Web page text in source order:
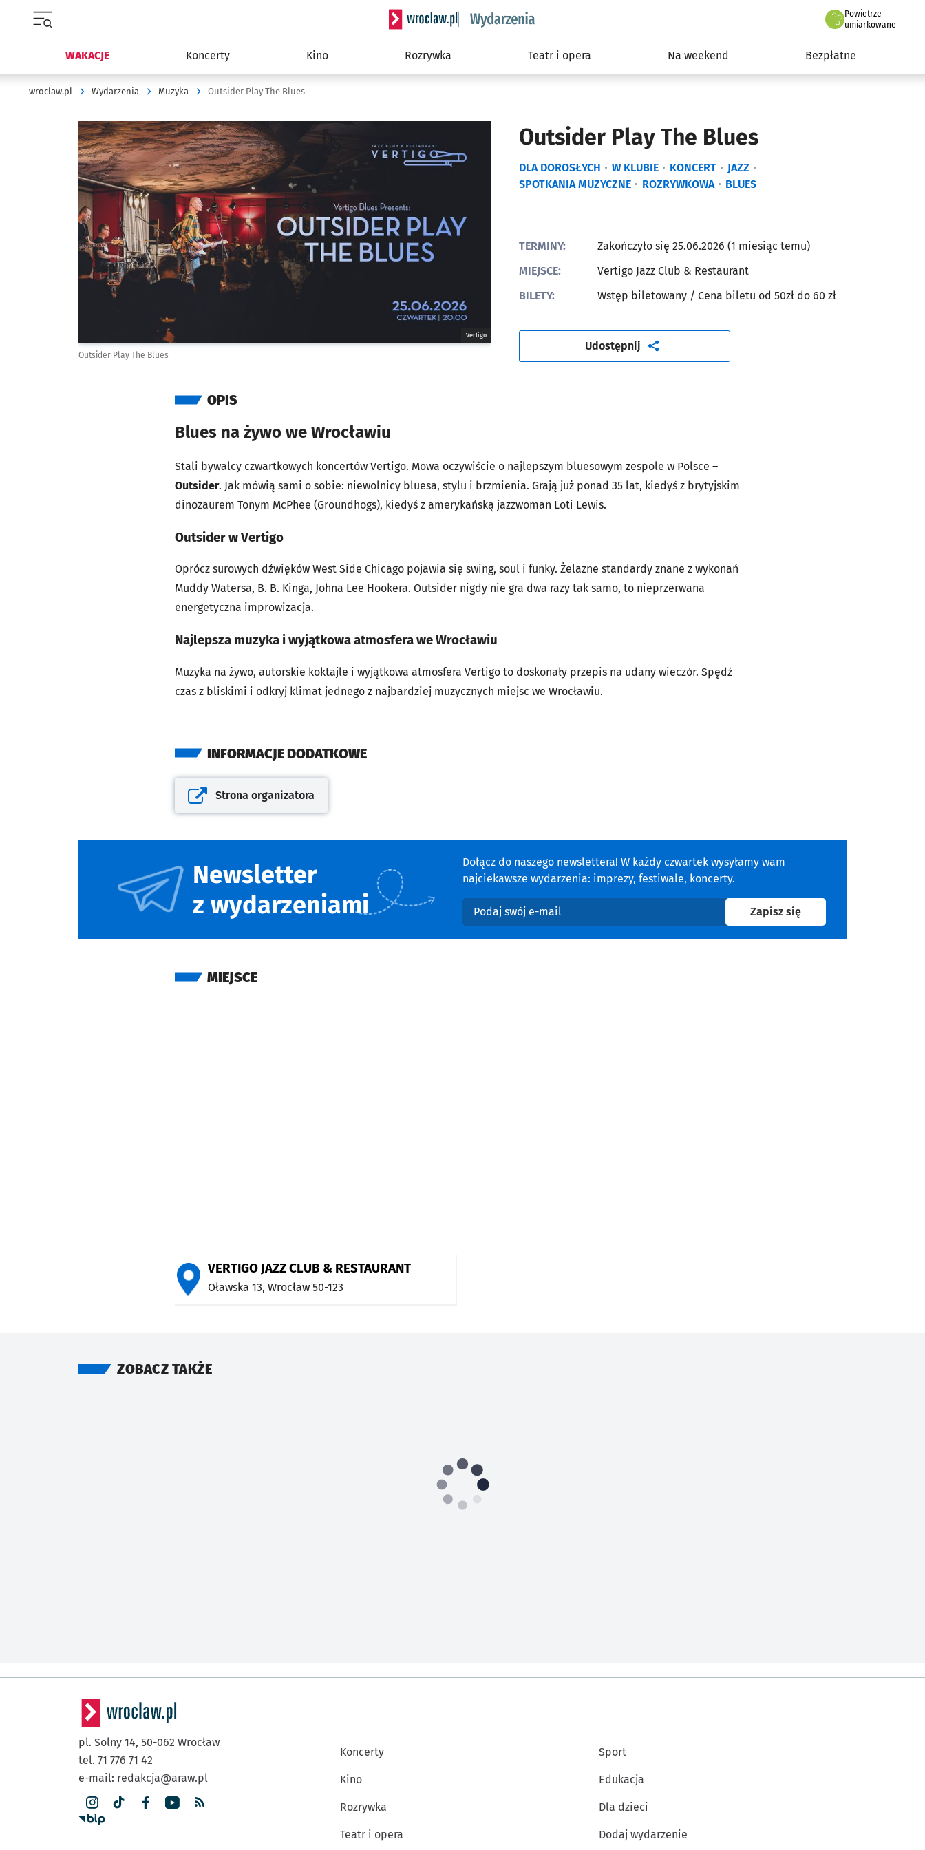
Serwis informacyjny wroclaw.pl podserwis: Wydarzenia
Powietrze
we Wrocławiu
umiarkowane
WAKACJE Koncerty Kino Rozrywka Teatr i opera Na weekend Bezpłatne
wroclaw.pl Wydarzenia Muzyka Outsider Play The Blues
Outsider Play The Blues
DLA DOROSŁYCH W KLUBIE KONCERT
JAZZ
SPOTKANIA MUZYCZNE
ROZRYWKOWA BLUES
Kliknij, aby powiększyć
Vertigo
Outsider Play The Blues
TERMINY:
Zakończyło się 25.06.2026 (1 miesiąc temu)
MIEJSCE:
Vertigo Jazz Club & Restaurant
BILETY:
Wstęp biletowany / Cena biletu od 50zł do 60 zł
Udostępnijartykuł
OPIS
Blues na żywo we Wrocławiu
Stali bywalcy czwartkowych koncertów Vertigo. Mowa oczywiście o najlepszym bluesowym zespole w Polsce –
Outsider. Jak mówią sami o sobie: niewolnicy bluesa, stylu i brzmienia. Grają już ponad 35 lat, kiedyś z brytyjskim
dinozaurem Tonym McPhee (Groundhogs), kiedyś z amerykańską jazzwoman Loti Lewis.
Outsider w Vertigo
Oprócz surowych dźwięków West Side Chicago pojawia się swing, soul i funky. Żelazne standardy znane z wykonań
Muddy Watersa, B. B. Kinga, Johna Lee Hookera. Outsider nigdy nie gra dwa razy tak samo, to nieprzerwana
energetyczna improwizacja.
Najlepsza muzyka i wyjątkowa atmosfera we Wrocławiu
Muzyka na żywo, autorskie koktajle i wyjątkowa atmosfera Vertigo to doskonały przepis na udany wieczór. Spędź
czas z bliskimi i odkryj klimat jednego z najbardziej muzycznych miejsc we Wrocławiu.
INFORMACJE DODATKOWE
Otwiera się w nowej karcie
Strona organizatora
Newsletter
z wydarzeniami
Dołącz do naszego newslettera! W każdy czwartek wysyłamy wam
najciekawsze wydarzenia: imprezy, festiwale, koncerty.
Podaj swój e-mail
Zapisz sięna newsletter
MIEJSCE
VERTIGO JAZZ CLUB & RESTAURANT
Oławska 13, Wrocław 50-123
ZOBACZ TAKŻE
pl. Solny 14, 50-062 Wrocław
tel. 71 776 71 42
e-mail: redakcja@araw.pl
Koncerty
Kino
Rozrywka
Teatr i opera
Sport
Edukacja
Dla dzieci
Dodaj wydarzenie